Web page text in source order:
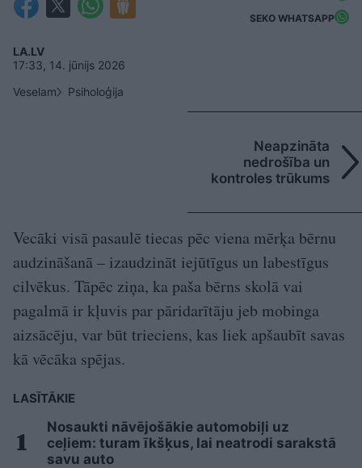
SEKO WHATSAPP
LA.LV
17:33, 14. jūnijs 2026
Veselam
Psiholoģija
Neapzināta
nedrošība un
kontroles trūkums
Vecāki visā pasaulē tiecas pēc viena mērķa bērnu
audzināšanā – izaudzināt iejūtīgus un labestīgus
cilvēkus. Tāpēc ziņa, ka paša bērns skolā vai
pagalmā ir kļuvis par pāridarītāju jeb mobinga
aizsācēju, var būt trieciens, kas liek apšaubīt savas
kā vēcāka spējas.
LASĪTĀKIE
Nosaukti nāvējošākie automobiļi uz
ceļiem: turam īkšķus, lai neatrodi sarakstā
savu auto